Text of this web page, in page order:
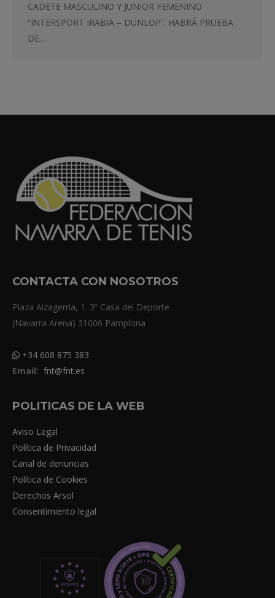
CADETE MASCULINO Y JUNIOR FEMENINO
“INTERSPORT IRABIA – DUNLOP”. HABRÁ PRUEBA
DE…
CONTACTA CON NOSOTROS
Plaza Aizagerria, 1. 3º Casa del Deporte
(Navarra Arena) 31006 Pamplona
+34 608 875 383
Email: fnt@fnt.es
POLITICAS DE LA WEB
Aviso Legal
Política de Privacidad
Canal de denuncias
Política de Cookies
Derechos Arsol
Consentimiento legal